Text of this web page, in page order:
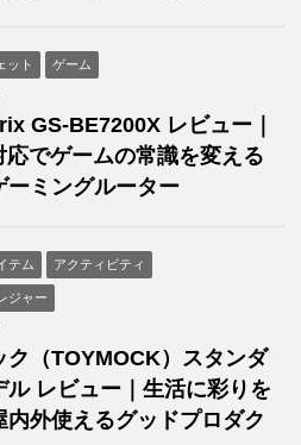
ット ゲーム
GS-BE7200X レビュー｜
でゲームの常識を変える
ーミングルーター
テム アクティビティ
ジャー
ク（TOYMOCK）スタンダ
ル レビュー｜生活に彩りを
内外使えるグッドプロダク